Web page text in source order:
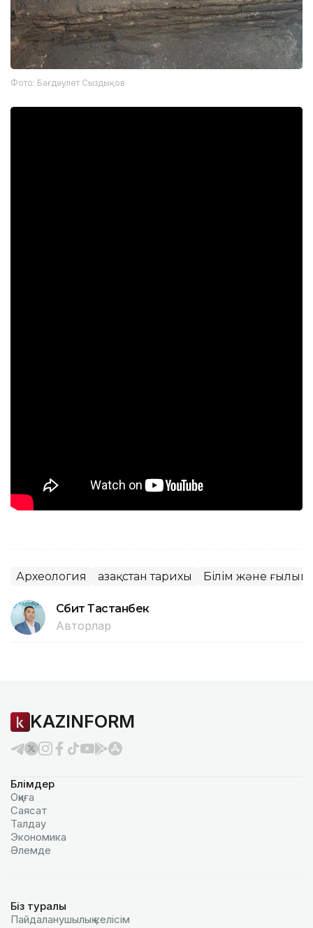
Фото: Бағдәулет Сыздықов
Археология Қазақстан тарихы Білім және ғылым
Сәбит Тастанбек
Авторлар
KAZINFORM
Бөлімдер
Оқиға
Саясат
Талдау
Экономика
Әлемде
Біз туралы
Пайдаланушылық келiciм